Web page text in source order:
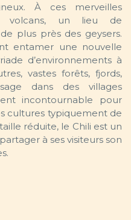
À ces merveilles
volcans, un lieu de
plus près des geysers.
entamer une nouvelle
d’environnements à
vastes forêts, fjords,
dans des villages
incontournable pour
cultures typiquement de
réduite, le Chili est un
à ses visiteurs son